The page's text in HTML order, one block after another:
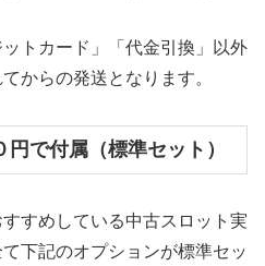
トカード」「代金引換」以外
からの発送となります。
で付属（標準セット）
すめしている中古スロット実
下記のオプションが標準セッ